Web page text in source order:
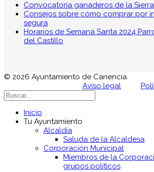
Convocatoria ganaderos de la
Consejos sobre cómo comprar por
segura
Horarios de Semana Santa 2024
del Castillo
© 2026 Ayuntamiento de Canencia
Aviso legal
Inicio
Tu Ayuntamiento
Alcaldía
Saluda de la Alcaldesa
Corporación Municipal
Miembros de la
grupos políticos